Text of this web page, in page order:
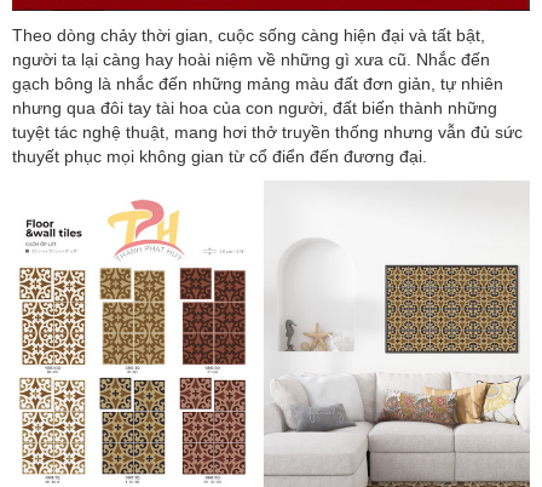
Theo dòng chảy thời gian, cuộc sống càng hiện đại và tất bật,
người ta lại càng hay hoài niệm về những gì xưa cũ. Nhắc đến
gạch bông là nhắc đến những mảng màu đất đơn giản, tự nhiên
nhưng qua đôi tay tài hoa của con người, đất biến thành những
tuyệt tác nghệ thuật, mang hơi thở truyền thống nhưng vẫn đủ sức
thuyết phục mọi không gian từ cổ điển đến đương đại.